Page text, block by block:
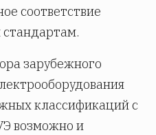
соответствие
стандартам.
зарубежного
классификаций с
возможно и